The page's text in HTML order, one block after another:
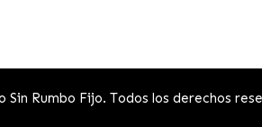
Sin Rumbo Fijo. Todos los derechos